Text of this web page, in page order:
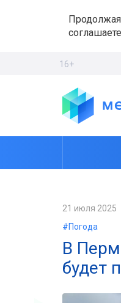
Продолжая
16+
21 июля 2025
#Погода
В
будет